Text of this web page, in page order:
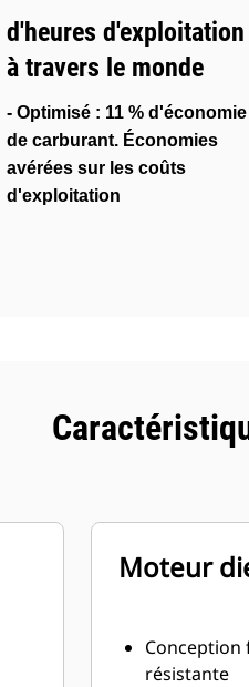
d'heures d'exploitation
à travers le monde
- Optimisé : 11 % d'économie
de carburant. Économies
avérées sur les coûts
d'exploitation
Moteur
Conception
résistante